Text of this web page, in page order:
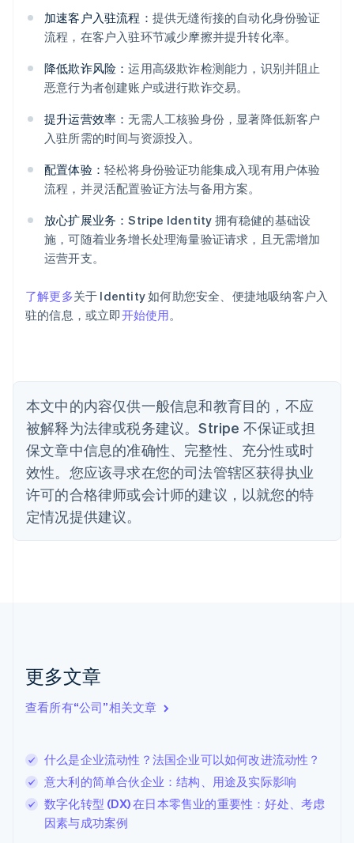
加速客户入驻流程： 提供无缝衔接的自动化身份验证
流程，在客户入驻环节减少摩擦并提升转化率。
降低欺诈风险：运用高级欺诈检测能力，识别并阻止
恶意行为者创建账户或进行欺诈交易。
提升运营效率：无需人工核验身份，显著降低新客户
入驻所需的时间与资源投入。
配置体验： 轻松将身份验证功能集成入现有用户体验
流程，并灵活配置验证方法与备用方案。
放心扩展业务：Stripe Identity 拥有稳健的基础设
施，可随着业务增长处理海量验证请求，且无需增加
运营开支。
了解更多关于 Identity 如何助您安全、便捷地吸纳客户入
驻的信息，或立即开始使用。
本文中的内容仅供一般信息和教育目的，不应
被解释为法律或税务建议。Stripe 不保证或担
保文章中信息的准确性、完整性、充分性或时
效性。您应该寻求在您的司法管辖区获得执业
许可的合格律师或会计师的建议，以就您的特
定情况提供建议。
更多文章
查看所有“公司”相关文章
什么是企业流动性？法国企业可以如何改进流动性？
意大利的简单合伙企业：结构、用途及实际影响
数字化转型 (DX) 在日本零售业的重要性：好处、考虑
因素与成功案例
阿联酋
爱尔兰
English
English
奥地利
DeutschEnglish
澳大利亚
巴西
PortuguêsEnglish
English
丹麦
English
德国
DeutschEnglish
法国
FrançaisEnglish
芬兰
EnglishSvenska
English Italiano
拉脱维亚
立陶宛
DeutschEnglish
卢森堡
Français Deutsch English
罗马尼亚
English